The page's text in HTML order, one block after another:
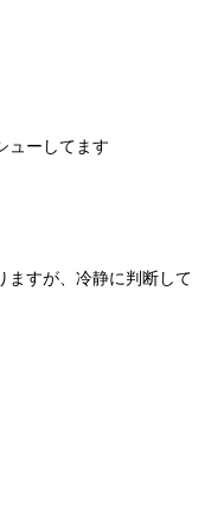
ューしてます
ますが、冷静に判断して